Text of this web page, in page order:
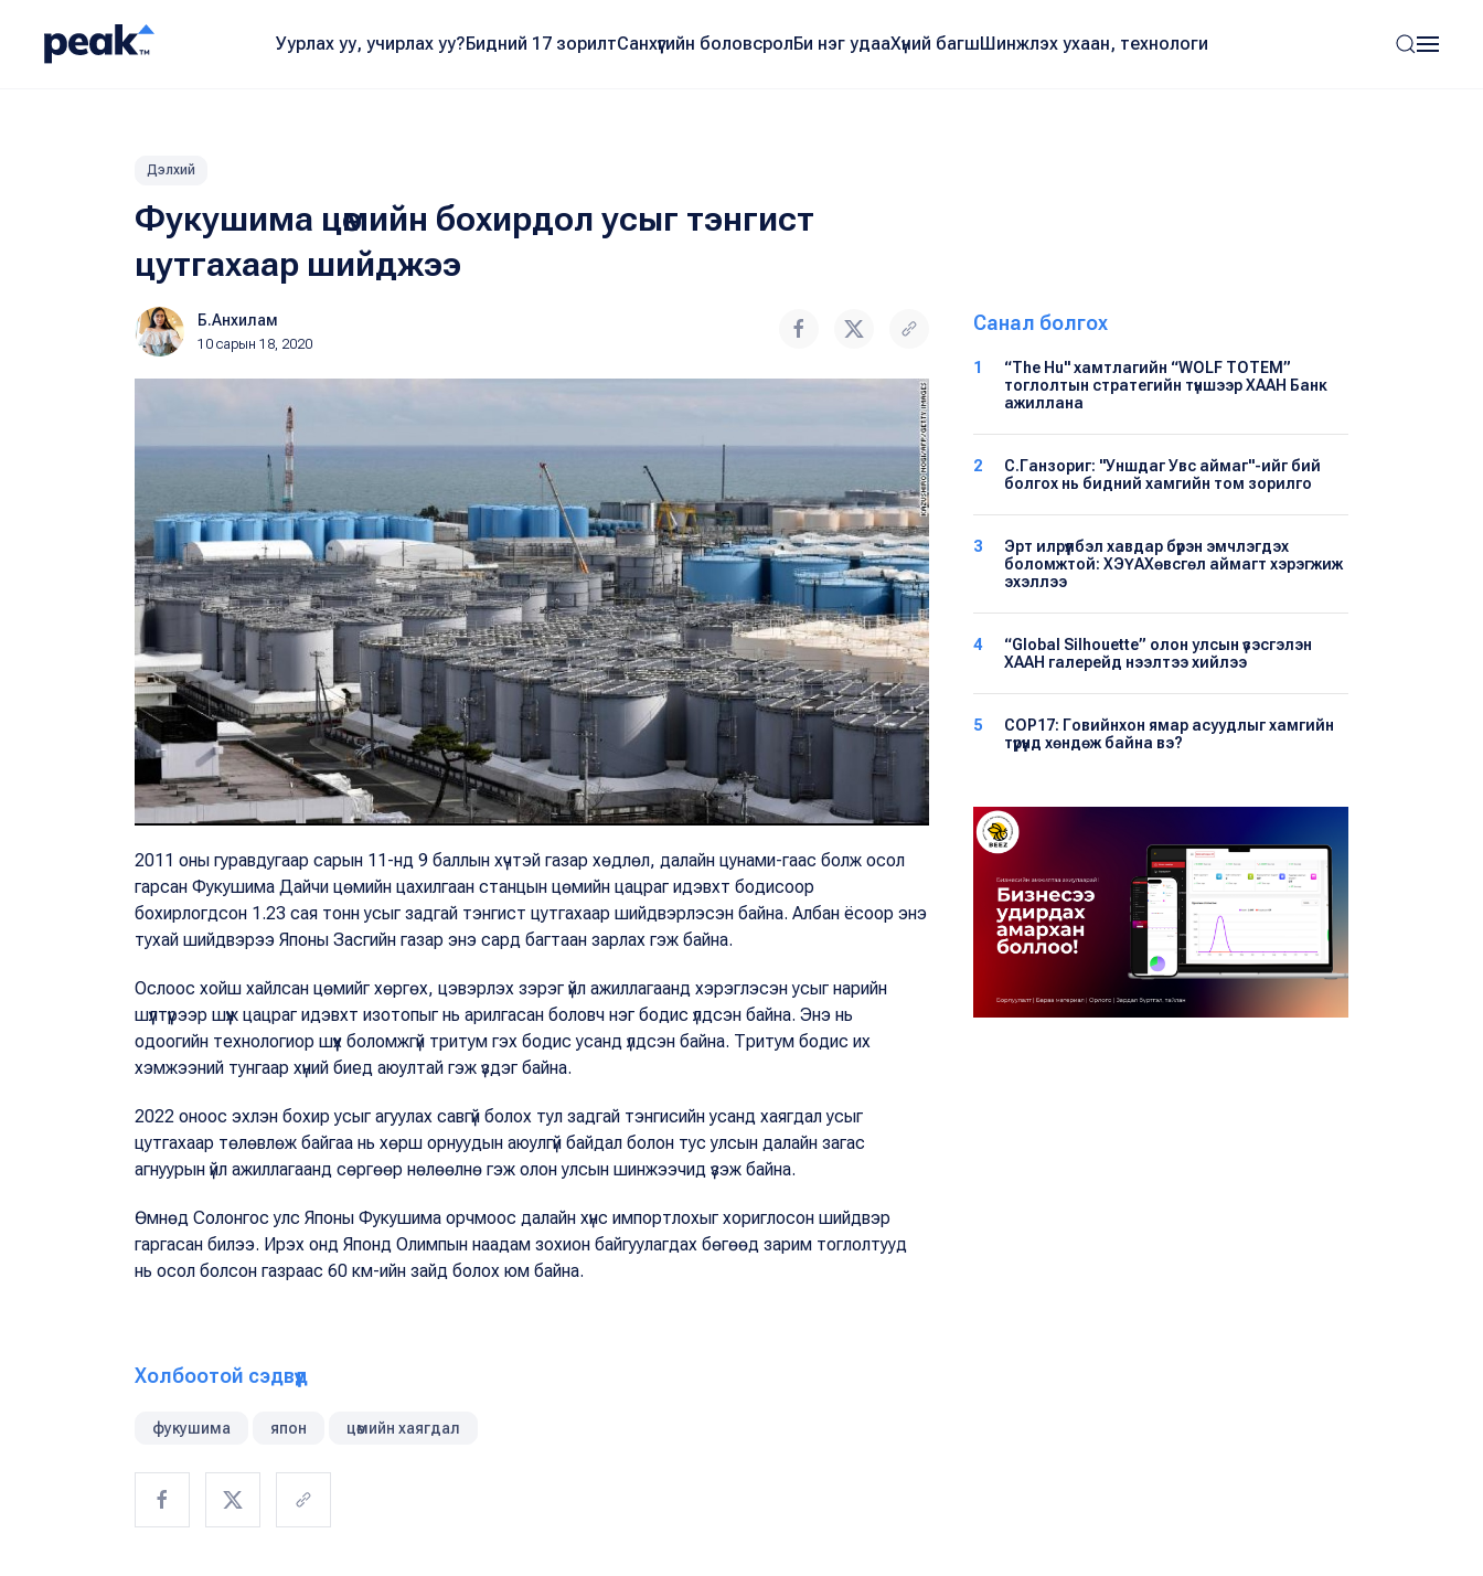
Уурлах уу, учирлах уу?Бидний 17 зорилтСанхүүгийн боловсролБи нэг удааХүний багшШинжлэх ухаан, технологи
Дэлхий
Фукушима цөмийн бохирдол усыг тэнгист
цутгахаар шийджээ
Б.Анхилам
10 сарын 18, 2020
2011 оны гуравдугаар сарын 11-нд 9 баллын хүчтэй газар хөдлөл, далайн цунами-гаас болж осол
гарсан Фукушима Дайчи цөмийн цахилгаан станцын цөмийн цацраг идэвхт бодисоор
бохирлогдсон 1.23 сая тонн усыг задгай тэнгист цутгахаар шийдвэрлэсэн байна. Албан ёсоор энэ
тухай шийдвэрээ Японы Засгийн газар энэ сард багтаан зарлах гэж байна.
Ослоос хойш хайлсан цөмийг хөргөх, цэвэрлэх зэрэг үйл ажиллагаанд хэрэглэсэн усыг нарийн
шүүлтүүрээр шүүж цацраг идэвхт изотопыг нь арилгасан боловч нэг бодис үлдсэн байна. Энэ нь
одоогийн технологиор шүүх боломжгүй тритум гэх бодис усанд үлдсэн байна. Тритум бодис их
хэмжээний тунгаар хүний биед аюултай гэж үздэг байна.
2022 оноос эхлэн бохир усыг агуулах савгүй болох тул задгай тэнгисийн усанд хаягдал усыг
цутгахаар төлөвлөж байгаа нь хөрш орнуудын аюулгүй байдал болон тус улсын далайн загас
агнуурын үйл ажиллагаанд сөргөөр нөлөөлнө гэж олон улсын шинжээчид үзэж байна.
Өмнөд Солонгос улс Японы Фукушима орчмоос далайн хүнс импортлохыг хориглосон шийдвэр
гаргасан билээ. Ирэх онд Японд Олимпын наадам зохион байгуулагдах бөгөөд зарим тоглолтууд
нь осол болсон газраас 60 км-ийн зайд болох юм байна.
Холбоотой сэдвүүд
фукушима япон цөмийн хаягдал
Санал болгох
1
“The Hu" хамтлагийн “WOLF TOTEM”
тоглолтын стратегийн түншээр ХААН Банк
ажиллана
2
С.Ганзориг: "Уншдаг Увс аймаг"-ийг бий
болгох нь бидний хамгийн том зорилго
3
Эрт илрүүлбэл хавдар бүрэн эмчлэгдэх
боломжтой: ХЭҮА​Хөвсгөл аймагт хэрэгжиж
эхэллээ
4
“Global Silhouette” олон улсын үзэсгэлэн
ХААН галерейд нээлтээ хийлээ
5
COP17: Говийнхон ямар асуудлыг хамгийн
түрүүнд хөндөж байна вэ?